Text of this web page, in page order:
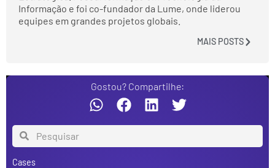
Informação e foi co-fundador da Lume, onde liderou
equipes em grandes projetos globais.
MAIS POSTS
Gostou? Compartilhe:
Cases